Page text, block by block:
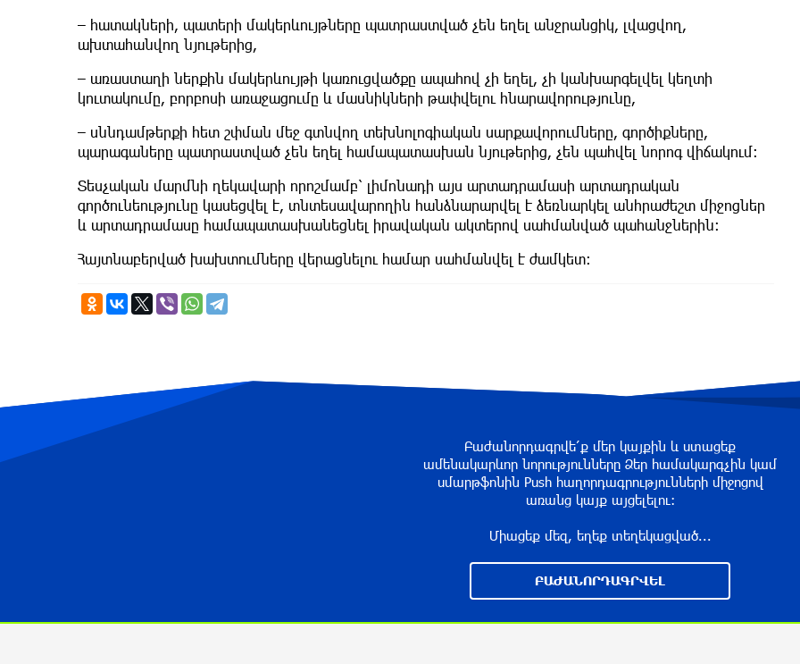
– հատակների, պատերի մակերևույթները պատրաստված չեն եղել անջրանցիկ, լվացվող,
ախտահանվող նյութերից,
– առաստաղի ներքին մակերևույթի կառուցվածքը ապահով չի եղել, չի կանխարգելվել կեղտի
կուտակումը, բորբոսի առաջացումը և մասնիկների թափվելու հնարավորությունը,
– սննդամթերքի հետ շփման մեջ գտնվող տեխնոլոգիական սարքավորումները, գործիքները,
պարագաները պատրաստված չեն եղել համապատասխան նյութերից, չեն պահվել նորոգ վիճակում։
Տեսչական մարմնի ղեկավարի որոշմամբ՝ լիմոնադի այս արտադրամասի արտադրական
գործունեությունը կասեցվել է, տնտեսավարողին հանձնարարվել է ձեռնարկել անհրաժեշտ միջոցներ
և արտադրամասը համապատասխանեցնել իրավական ակտերով սահմանված պահանջներին:
Հայտնաբերված խախտումները վերացնելու համար սահմանվել է ժամկետ:
Բաժանորդագրվե՛ք մեր կայքին և ստացեք
ամենակարևոր նորությունները Ձեր համակարգչին կամ
սմարթֆոնին Push հաղորդագրությունների միջոցով
առանց կայք այցելելու։
Միացեք մեզ, եղեք տեղեկացված...
ԲԱԺԱՆՈՐԴԱԳՐՎԵԼ